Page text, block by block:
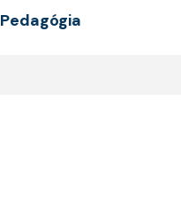
Pedagógia